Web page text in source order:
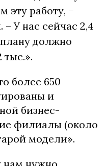
эту работу, –
– У нас сейчас 2,4
должно
тыс.».
более 650
и
бизнес-
филиалы (около
модели».